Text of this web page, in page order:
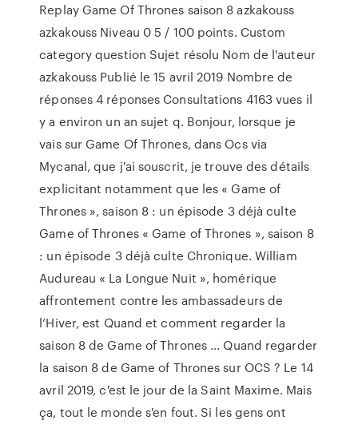
Replay Game Of Thrones saison 8 azkakouss
azkakouss Niveau 0 5 / 100 points. Custom
category question Sujet résolu Nom de l'auteur
azkakouss Publié le 15 avril 2019 Nombre de
réponses 4 réponses Consultations 4163 vues il
y a environ un an sujet q. Bonjour, lorsque je
vais sur Game Of Thrones, dans Ocs via
Mycanal, que j'ai souscrit, je trouve des détails
explicitant notamment que les « Game of
Thrones », saison 8 : un épisode 3 déjà culte
Game of Thrones « Game of Thrones », saison 8
: un épisode 3 déjà culte Chronique. William
Audureau « La Longue Nuit », homérique
affrontement contre les ambassadeurs de
l’Hiver, est Quand et comment regarder la
saison 8 de Game of Thrones ... Quand regarder
la saison 8 de Game of Thrones sur OCS ? Le 14
avril 2019, c'est le jour de la Saint Maxime. Mais
ça, tout le monde s'en fout. Si les gens ont